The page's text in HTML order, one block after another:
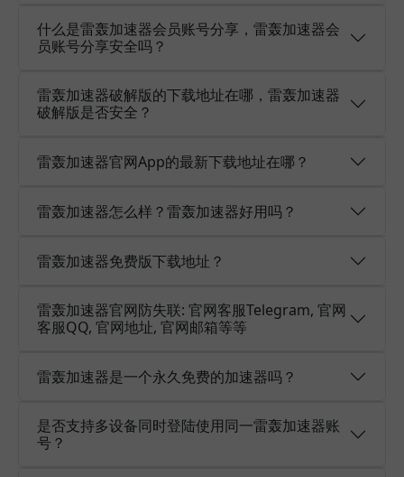
什么是雷轰加速器会员账号分享，雷轰加速器会
员账号分享安全吗？
雷轰加速器破解版的下载地址在哪，雷轰加速器
破解版是否安全？
雷轰加速器官网App的最新下载地址在哪？
雷轰加速器怎么样？雷轰加速器好用吗？
雷轰加速器免费版下载地址？
雷轰加速器官网防失联: 官网客服Telegram, 官网
客服QQ, 官网地址, 官网邮箱等等
雷轰加速器是一个永久免费的加速器吗？
是否支持多设备同时登陆使用同一雷轰加速器账
号？